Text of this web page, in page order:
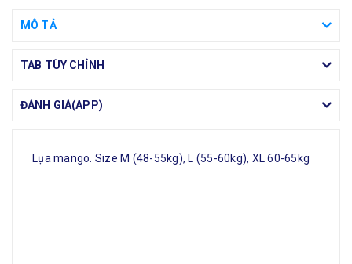
MÔ TẢ
TAB TÙY CHỈNH
ĐÁNH GIÁ(APP)
Lụa mango. Size M (48-55kg), L (55-60kg), XL 60-65kg